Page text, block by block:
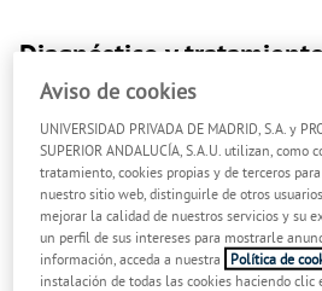
Diagnóstico y
dentales y orales
Nuestro servicio de odontología
experto de las patologías dentales y
los animales (perro, gato y otros
reptiles, aves, roedores, lagomorfos, etc.).
Este servicio está dotado de las
para un correcto diagnóstico y
Aviso de cookies
UNIVERSIDAD PRIVADA DE MADRID, S.A. y
SUPERIOR ANDALUCÍA, S.A.U. utilizan, como
tratamiento, cookies propias y de terceros
nuestro sitio web, distinguirle de otros
mejorar la calidad de nuestros servicios y su
un perfil de sus intereses para mostrarle
información, acceda a nuestra
Política de
instalación de todas las cookies haciendo clic